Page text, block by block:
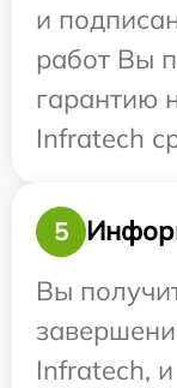
и
работ Вы
гарантию
Infratech
5
Вы
Infratech,